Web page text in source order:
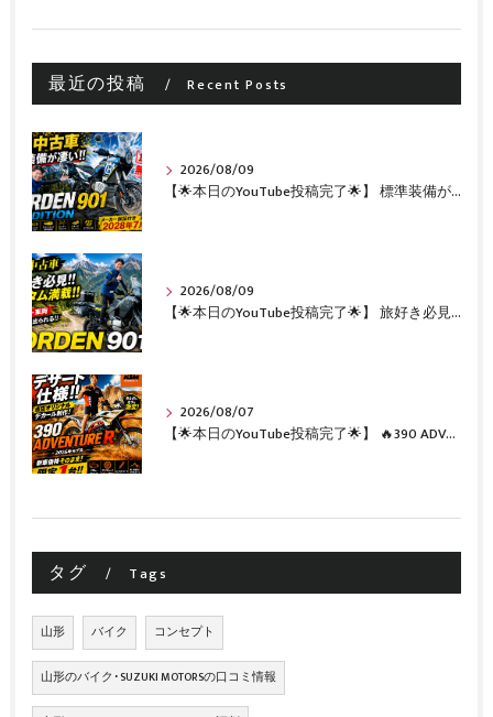
最近の投稿 Recent Posts
2026/08/09
【🌟本日のYouTube投稿完了🌟】 標準装備が凄い!!1オーナー・無転倒の極上中古車🔥 「NORDEN 901 EXPEDITION」が入荷いたしました✨ 【Husqvarna Motorcycles山形】
2026/08/09
【🌟本日のYouTube投稿完了🌟】 旅好き必見🔥!!カスタム満載の極上中古車！ 「NORDEN 901」が入荷いたしました✨【Husqvarna Motorcycles山形】
2026/08/07
【🌟本日のYouTube投稿完了🌟】 🔥390 ADVENTURE R × KTM山形 オリジナルデカール仕様誕生🔥
タグ Tags
山形 バイク コンセプト
山形のバイク･SUZUKI MOTORSの口コミ情報